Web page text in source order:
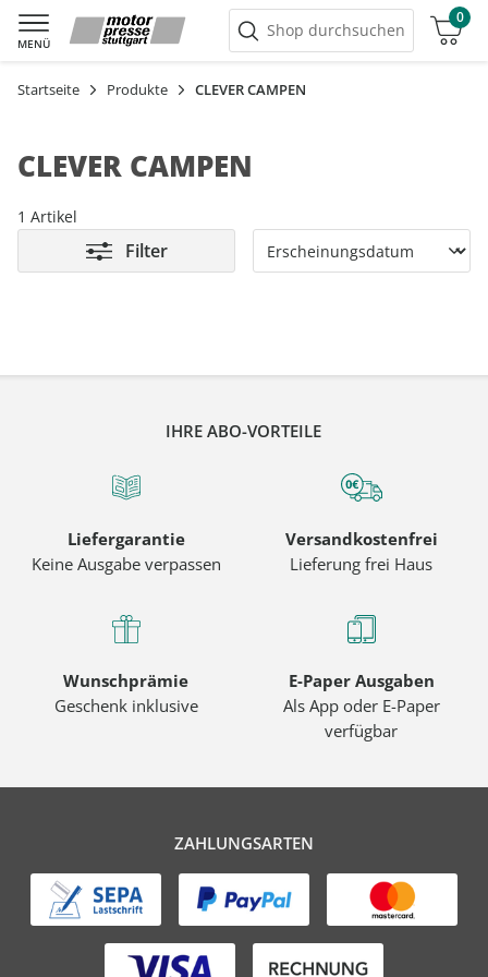
MENÜ
Shop durchsuchen
0
Warenkorb
Startseite Produkte CLEVER CAMPEN
CLEVER CAMPEN
1 Artikel
Filter
IHRE ABO-VORTEILE
Liefergarantie
Keine Ausgabe verpassen
Versandkostenfrei
Lieferung frei Haus
Wunschprämie
Geschenk inklusive
E-Paper Ausgaben
Als App oder E-Paper
verfügbar
ZAHLUNGSARTEN